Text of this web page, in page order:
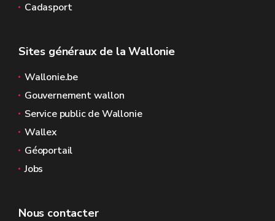
Cadasport
Sites généraux de la Wallonie
Wallonie.be
Gouvernement wallon
Service public de Wallonie
Wallex
Géoportail
Jobs
Nous contacter